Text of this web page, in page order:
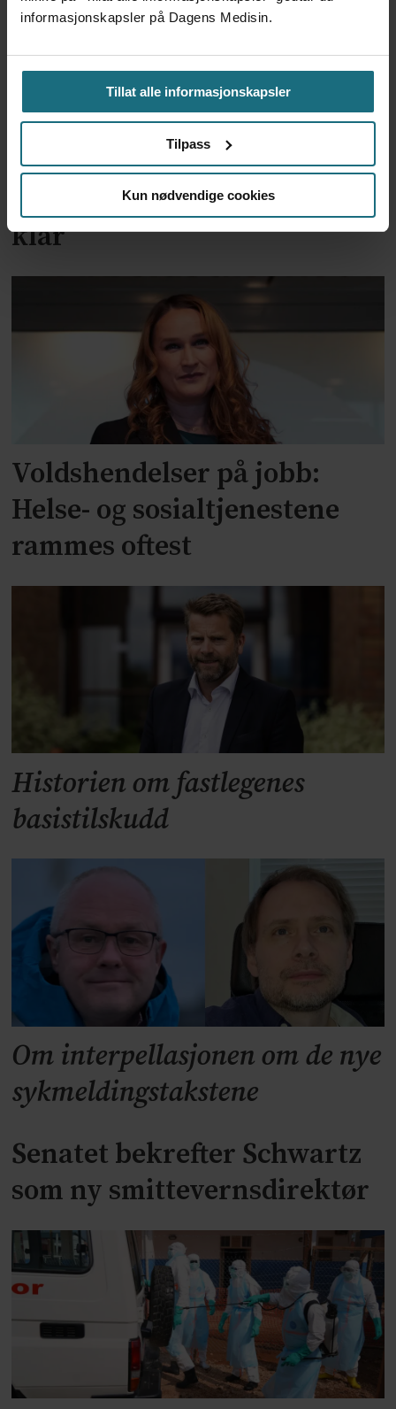
informasjonskapsler på Dagens Medisin.
Tillat alle informasjonskapsler
Tilpass
Kun nødvendige cookies
To år til utredning av
alternativkostnad skal være
klar
Voldshendelser på jobb:
Helse- og sosialtjenestene
rammes oftest
Historien om fastlegenes
basistilskudd
Om interpellasjonen om de nye
sykmeldingstakstene
Senatet bekrefter Schwartz
som ny smittevernsdirektør